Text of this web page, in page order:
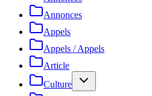
Annonces
Appels
Appels / Appels
Article
Culture